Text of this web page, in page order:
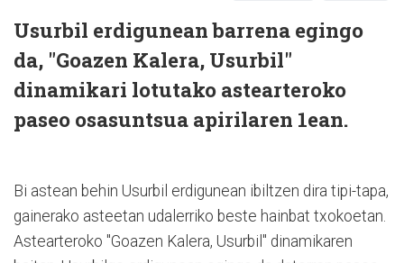
Usurbil erdigunean barrena egingo
da, "Goazen Kalera, Usurbil"
dinamikari lotutako astearteroko
paseo osasuntsua apirilaren 1ean.
Bi astean behin Usurbil erdigunean ibiltzen dira tipi-tapa,
gainerako asteetan udalerriko beste hainbat txokoetan.
Astearteroko "Goazen Kalera, Usurbil" dinamikaren